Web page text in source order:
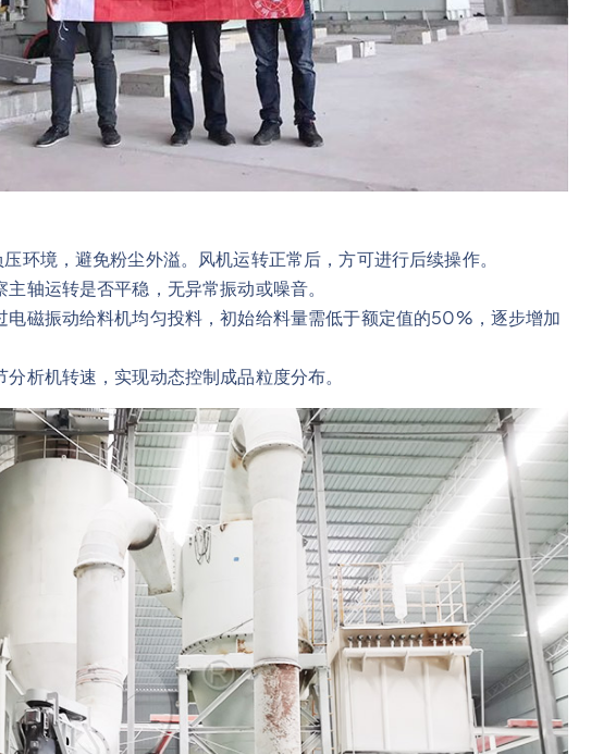
环境，避免粉尘外溢。风机运转正常后，方可进行后续操作。
轴运转是否平稳，无异常振动或噪音。
电磁振动给料机均匀投料，初始给料量需低于额定值的50%，逐步增加
分析机转速，实现动态控制成品粒度分布。